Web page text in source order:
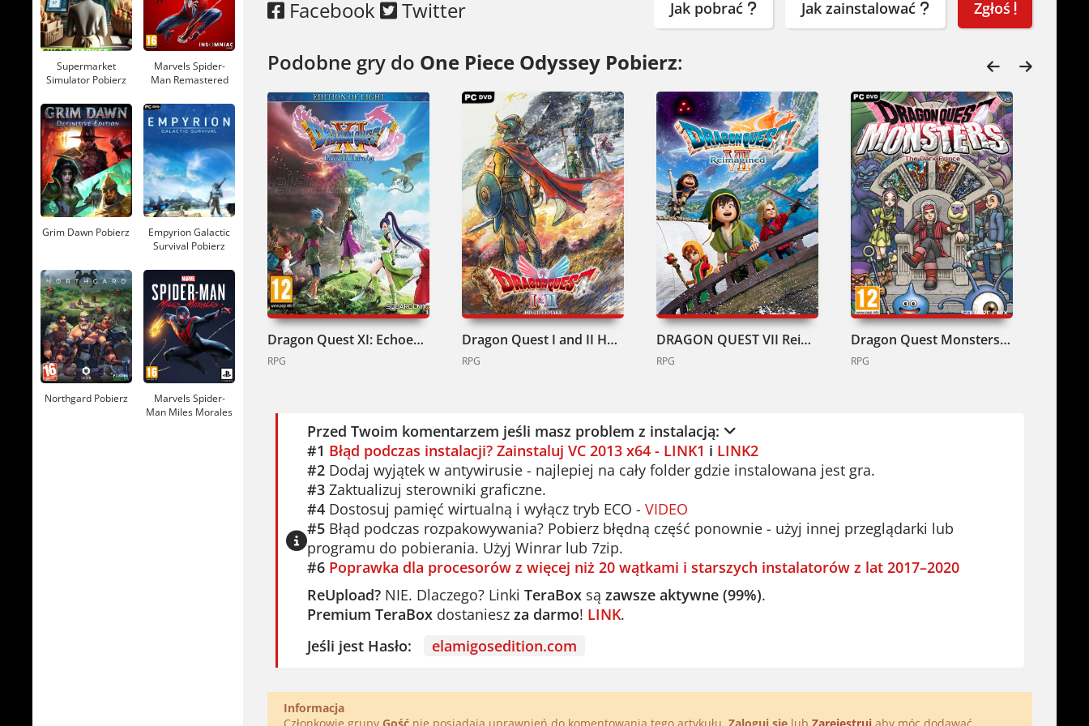
Facebook Twitter Zgłoś
Jak zainstalować
Jak pobrać
Podobne gry do One Piece Odyssey Pobierz:
Dragon Quest XI: Echoes of an Elusive Age Pobierz
RPG
Dragon Quest I and II HD-2D Remake Pobierz
RPG
DRAGON QUEST VII Reimagined Pobierz
RPG
Dragon Quest Monsters The Dark Prince Pobierz
RPG
Przed Twoim komentarzem jeśli masz problem z instalacją:
#1 Błąd podczas instalacji? Zainstaluj VC 2013 x64 - LINK1 i LINK2
#2 Dodaj wyjątek w antywirusie - najlepiej na cały folder gdzie instalowana jest gra.
#3 Zaktualizuj sterowniki graficzne.
#4 Dostosuj pamięć wirtualną i wyłącz tryb ECO - VIDEO
#5 Błąd podczas rozpakowywania? Pobierz błędną część ponownie - użyj innej przeglądarki lub
programu do pobierania. Użyj Winrar lub 7zip.
#6 Poprawka dla procesorów z więcej niż 20 wątkami i starszych instalatorów z lat 2017–2020
ReUpload? NIE. Dlaczego? Linki TeraBox są zawsze aktywne (99%).
Premium TeraBox dostaniesz za darmo! LINK.
Jeśli jest Hasło:
elamigosedition.com
Informacja
Supermarket
Simulator Pobierz
Marvels Spider-
Man Remastered
Grim Dawn Pobierz
Empyrion Galactic
Survival Pobierz
Northgard Pobierz
Marvels Spider-
Man Miles Morales